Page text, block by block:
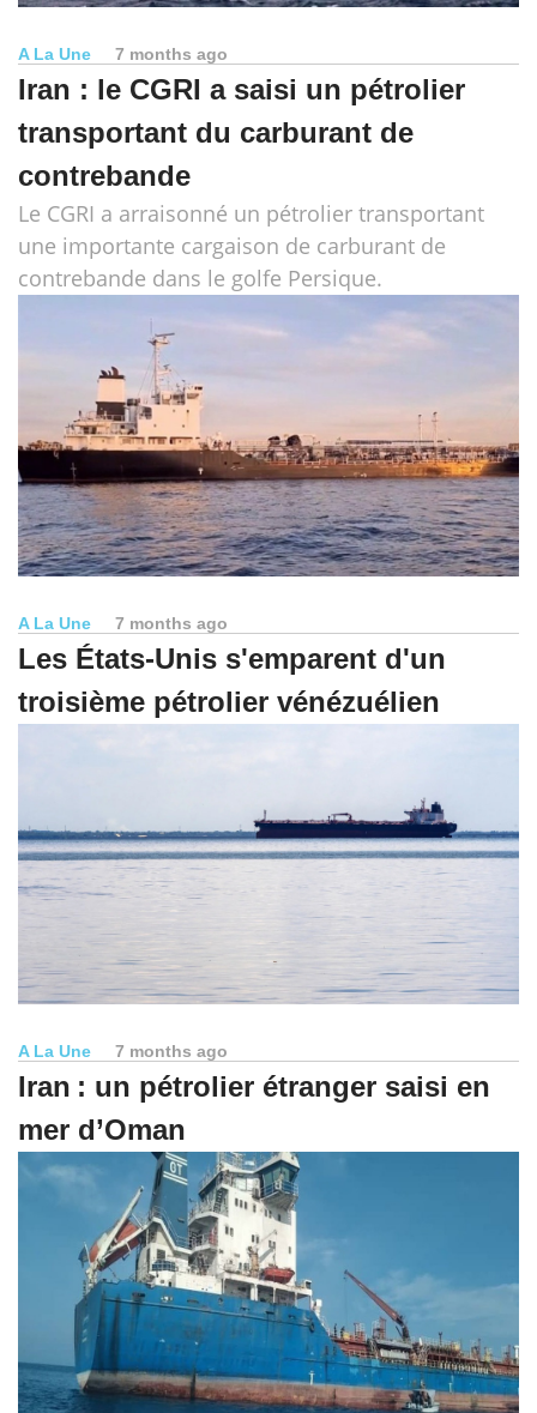
A La Une 7 months ago
Iran : le CGRI a saisi un pétrolier
transportant du carburant de
contrebande
Le CGRI a arraisonné un pétrolier transportant
une importante cargaison de carburant de
contrebande dans le golfe Persique.
A La Une 7 months ago
Les États-Unis s'emparent d'un
troisième pétrolier vénézuélien
A La Une 7 months ago
Iran : un pétrolier étranger saisi en
mer d’Oman